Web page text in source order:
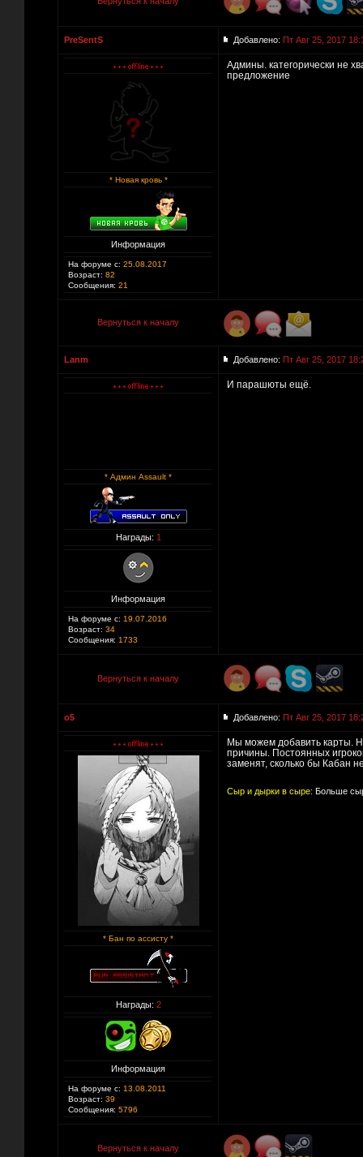
PreSentS Добавлено: Пт Авг 25, 2017
* Новая кровь *
Информация
На форуме с: 25.08.2017
Возраст: 82
Сообщения: 21
Админы. категорически не
предложение
Вернуться к началу
Lanm Добавлено: Пт Авг 25, 2017
* Админ Assault *
Награды: 1
Информация
На форуме с: 19.07.2016
Возраст: 34
Сообщения: 1733
И парашюты ещё.
Вернуться к началу
o5 Добавлено: Пт Авг 25, 2017
* Бан по ассисту *
Награды: 2
Информация
На форуме с: 13.08.2011
Возраст: 39
Сообщения: 5796
Мы можем добавить карты.
причины. Постоянных
заменят, сколько бы Кабан
Сыр и дырки в сыре: Больше
Вернуться к началу